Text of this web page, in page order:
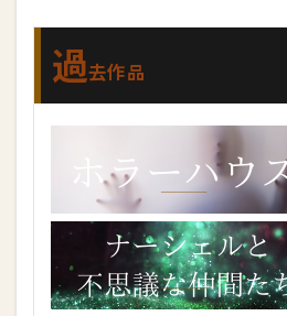
過去作品